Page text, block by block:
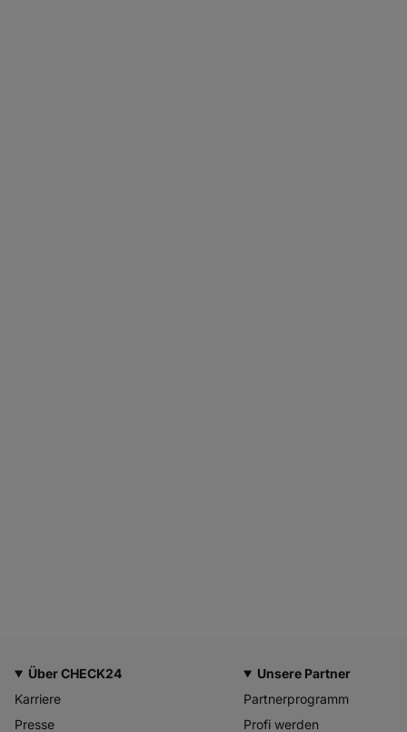
Über CHECK24
Karriere
Presse
Unsere Partner
Partnerprogramm
Profi werden